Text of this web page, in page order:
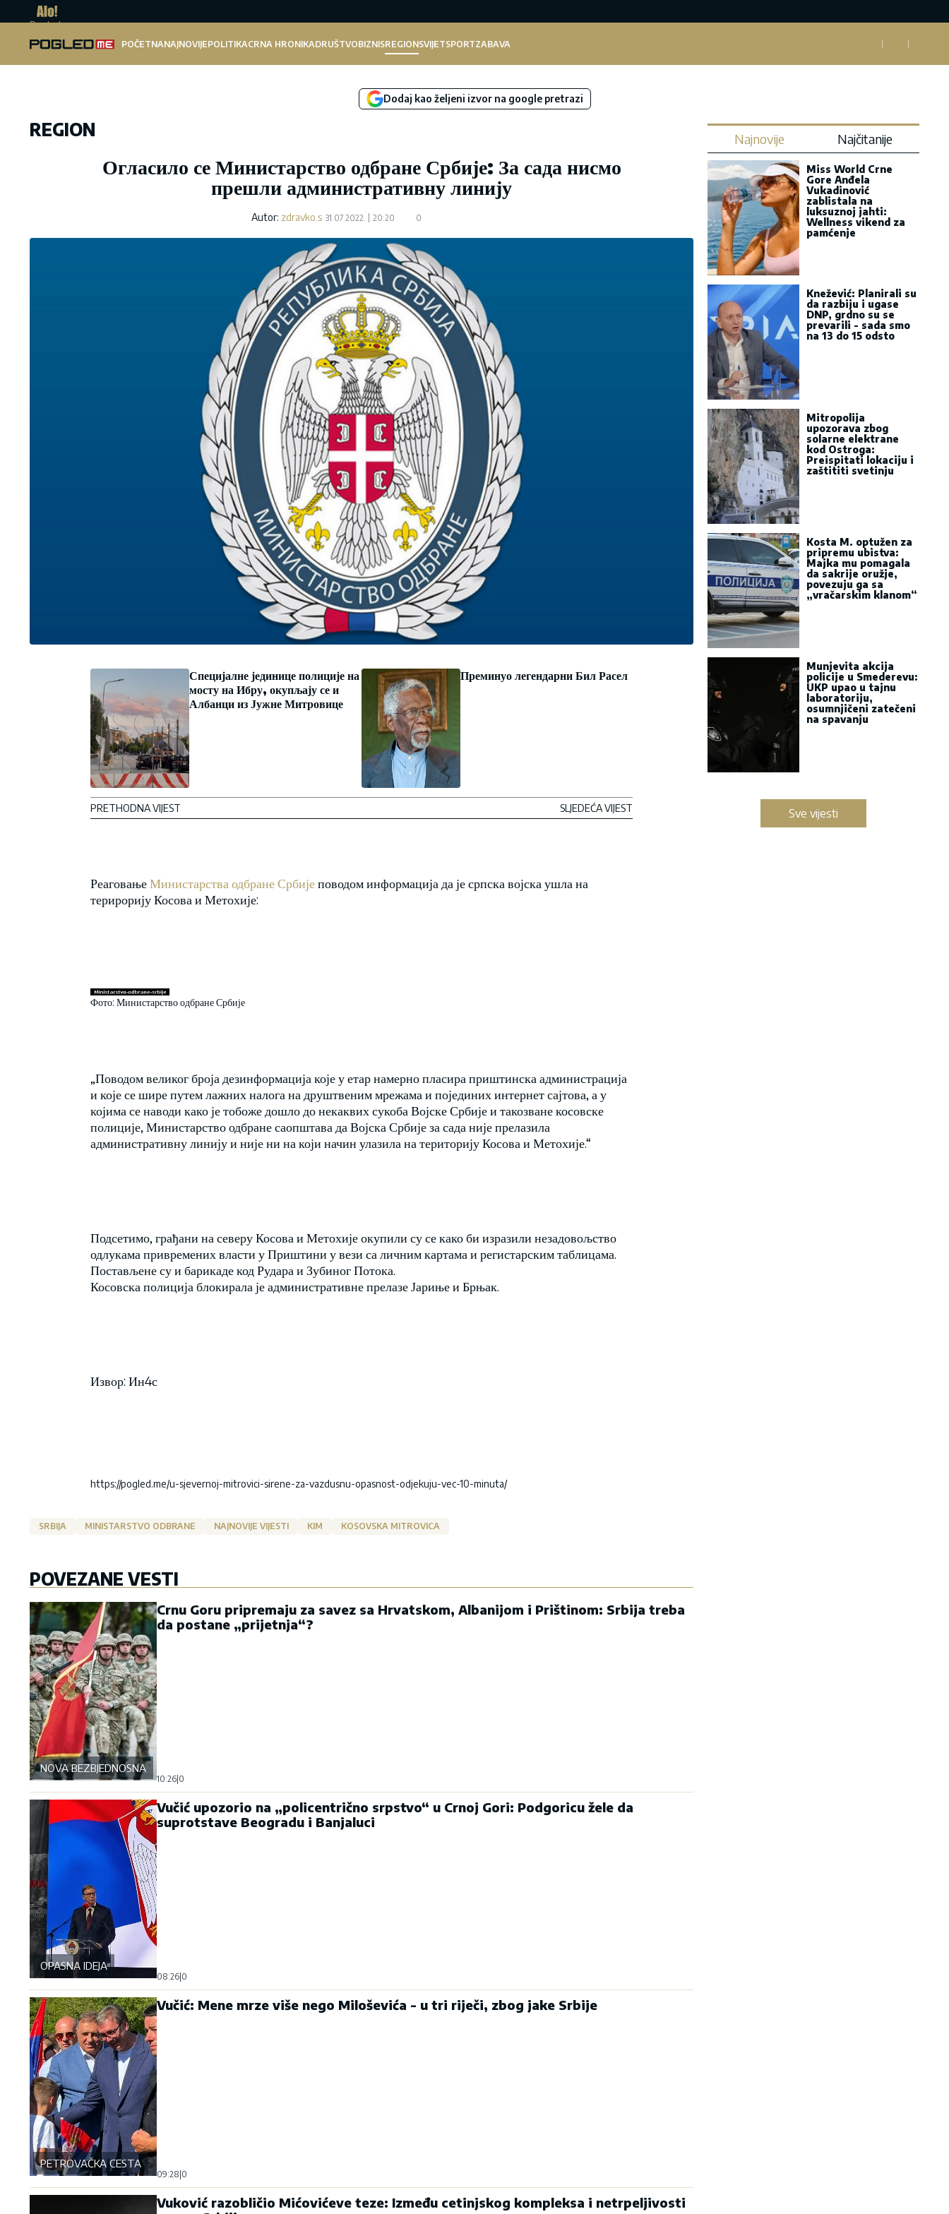
Pogled.me
POČETNANAJNOVIJEPOLITIKACRNA HRONIKADRUŠTVOBIZNISREGIONSVIJETSPORTZABAVA
Dodaj kao željeni izvor na google pretrazi
REGION
Огласило се Министарство одбране Србије: За сада нисмо
прешли административну линију
Autor: zdravko.s 31.07.2022. 20:20 0
Специјалне јединице полиције на
мосту на Ибру, окупљају се и
Албанци из Јужне Митровице
PRETHODNA VIJEST
Преминуо легендарни Бил Расел
SLJEDEĆA VIJEST
РеаговањеМинистарства одбране Србијеповодом информација да је српска војска ушла на
терирорију Косова и Метохије:
Фото: Министарство одбране Србије
„Поводом великог броја дезинформација које у етар намерно пласира приштинска администрација
и које се шире путем лажних налога на друштвеним мрежама и појединих интернет сајтова, а у
којима се наводи како је тобоже дошло до некаквих сукоба Војске Србије и такозване косовске
полиције, Министарство одбране саопштава да Војска Србије за сада није прелазила
административну линију и није ни на који начин улазила на територију Косова и Метохије.“
Подсетимо, грађани на северу Косова и Метохије окупили су се како би изразили незадовољство
одлукама привремених власти у Приштини у вези са личним картама и регистарским таблицама.
Постављене су и барикаде код Рудара и Зубиног Потока.
Косовска полиција блокирала је административне прелазе Јариње и Брњак.
Извор: Ин4с
https://pogled.me/u-sjevernoj-mitrovici-sirene-za-vazdusnu-opasnost-odjekuju-vec-10-minuta/
SRBIJA MINISTARSTVO ODBRANE NAJNOVIJE VIJESTI KIM KOSOVSKA MITROVICA
POVEZANE VESTI
NOVA BEZBJEDNOSNA OSOVINA
Crnu Goru pripremaju za savez sa Hrvatskom, Albanijom i Prištinom: Srbija treba
da postane „prijetnja“?
10:26 0
OPASNA IDEJA
Vučić upozorio na „policentrično srpstvo“ u Crnoj Gori: Podgoricu žele da
suprotstave Beogradu i Banjaluci
08:26 0
PETROVAČKA CESTA
Vučić: Mene mrze više nego Miloševića - u tri riječi, zbog jake Srbije
09:28 0
Vuković razobličio Mićovićeve teze: Između cetinjskog kompleksa i netrpeljivosti
Najnovije Najčitanije
Miss World Crne
Gore Anđela
Vukadinović
zablistala na
luksuznoj jahti:
Wellness vikend za
pamćenje
Knežević: Planirali su
da razbiju i ugase
DNP, grdno su se
prevarili - sada smo
na 13 do 15 odsto
Mitropolija
upozorava zbog
solarne elektrane
kod Ostroga:
Preispitati lokaciju i
zaštititi svetinju
Kosta M. optužen za
pripremu ubistva:
Majka mu pomagala
da sakrije oružje,
povezuju ga sa
„vračarskim klanom“
Munjevita akcija
policije u Smederevu:
UKP upao u tajnu
laboratoriju,
osumnjičeni zatečeni
na spavanju
Sve vijesti